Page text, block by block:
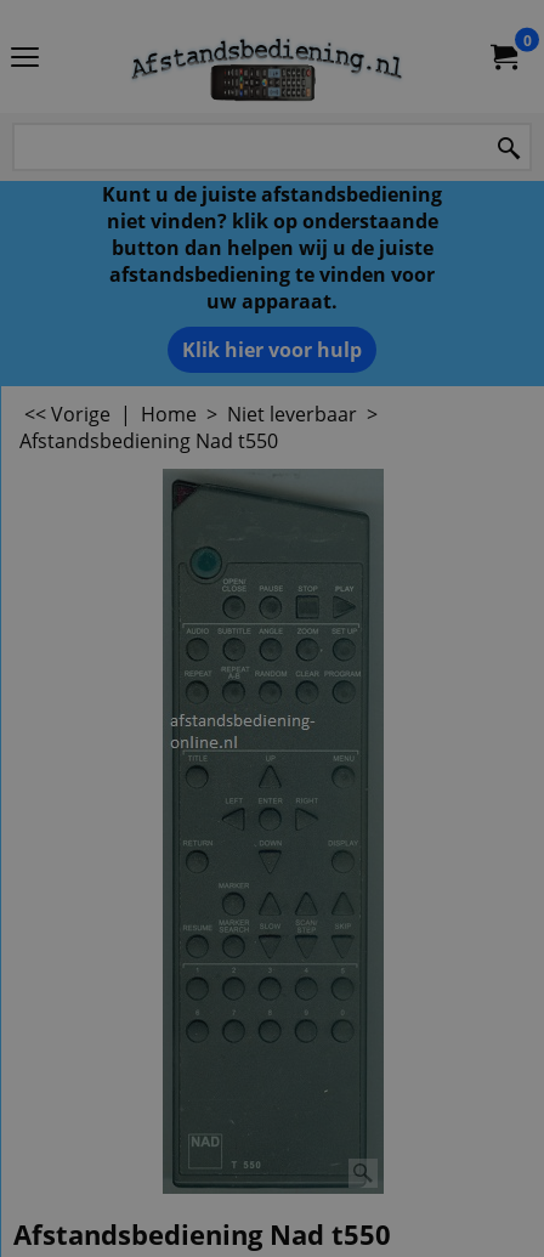
0
Kunt u de juiste afstandsbediening
niet vinden? klik op onderstaande
button dan helpen wij u de juiste
afstandsbediening te vinden voor
uw apparaat.
Klik hier voor hulp
<< Vorige | Home > Niet leverbaar >
Afstandsbediening Nad t550
Afstandsbediening Nad t550